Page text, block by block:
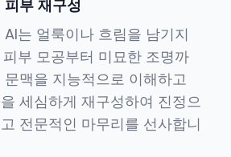
부 재구성
는 얼룩이나 흐림을 남기지
피부 모공부터 미묘한 조명까
문맥을 지능적으로 이해하고
세심하게 재구성하여 진정으
전문적인 마무리를 선사합니